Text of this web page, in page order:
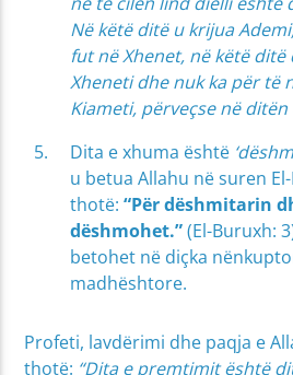
Në këtë ditë u krijua
fut në Xhenet, në këtë ditë
Xheneti dhe nuk ka për të
Kiameti, përveçse në ditën
Dita e xhuma është
u betua Allahu në suren
thotë:“Për dëshmitarin
dëshmohet.”(El-Buruxh:
betohet në diçka
madhështore.
Profeti, lavdërimi dhe paqja e
thotë: “Dita e premtimit është